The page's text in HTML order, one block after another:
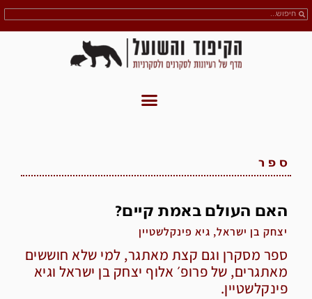
ספר
האם העולם באמת קיים?
יצחק בן ישראל, גיא פינקלשטיין
ספר מסקרן וגם קצת מאתגר, למי שלא חוששים
מאתגרים, של פרופ׳ אלוף יצחק בן ישראל וגיא
פינקלשטיין.